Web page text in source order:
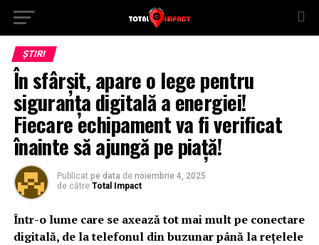
ȘTIRI
În sfârșit, apare o lege pentru
siguranța digitală a energiei!
Fiecare echipament va fi verificat
înainte să ajungă pe piață!
Publicat pe data de noiembrie 4, 2025
de către Total Impact
Într-o lume care se axează tot mai mult pe conectare
digitală, de la telefonul din buzunar până la rețelele